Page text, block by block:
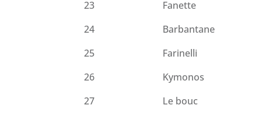
23
Fanette
24
Barbantane
25
Farinelli
26
Kymonos
27
Le bouc